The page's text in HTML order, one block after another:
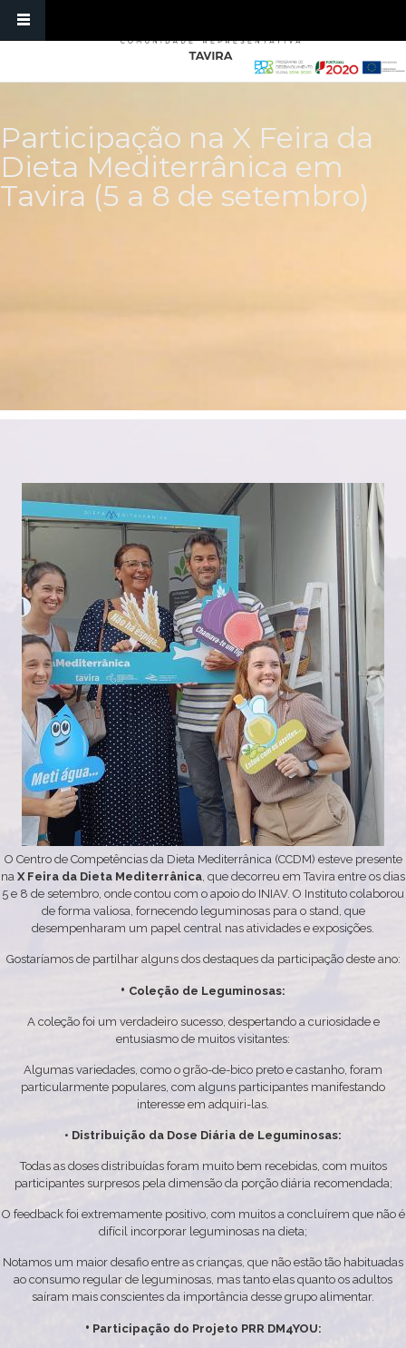
Participação na X Feira da
Dieta Mediterrânica em
Tavira (5 a 8 de setembro)
O Centro de Competências da Dieta Mediterrânica (CCDM) esteve presente
na X Feira da Dieta Mediterrânica, que decorreu em Tavira entre os dias
5 e 8 de setembro, onde contou com o apoio do INIAV. O Instituto colaborou
de forma valiosa, fornecendo leguminosas para o stand, que
desempenharam um papel central nas atividades e exposições.
Gostaríamos de partilhar alguns dos destaques da participação deste ano:
• Coleção de Leguminosas:
A coleção foi um verdadeiro sucesso, despertando a curiosidade e
entusiasmo de muitos visitantes:
Algumas variedades, como o grão-de-bico preto e castanho, foram
particularmente populares, com alguns participantes manifestando
interesse em adquiri-las.
• Distribuição da Dose Diária de Leguminosas:
Todas as doses distribuídas foram muito bem recebidas, com muitos
participantes surpresos pela dimensão da porção diária recomendada;
O feedback foi extremamente positivo, com muitos a concluírem que não é
difícil incorporar leguminosas na dieta;
Notamos um maior desafio entre as crianças, que não estão tão habituadas
ao consumo regular de leguminosas, mas tanto elas quanto os adultos
saíram mais conscientes da importância desse grupo alimentar.
• Participação do Projeto PRR DM4YOU: